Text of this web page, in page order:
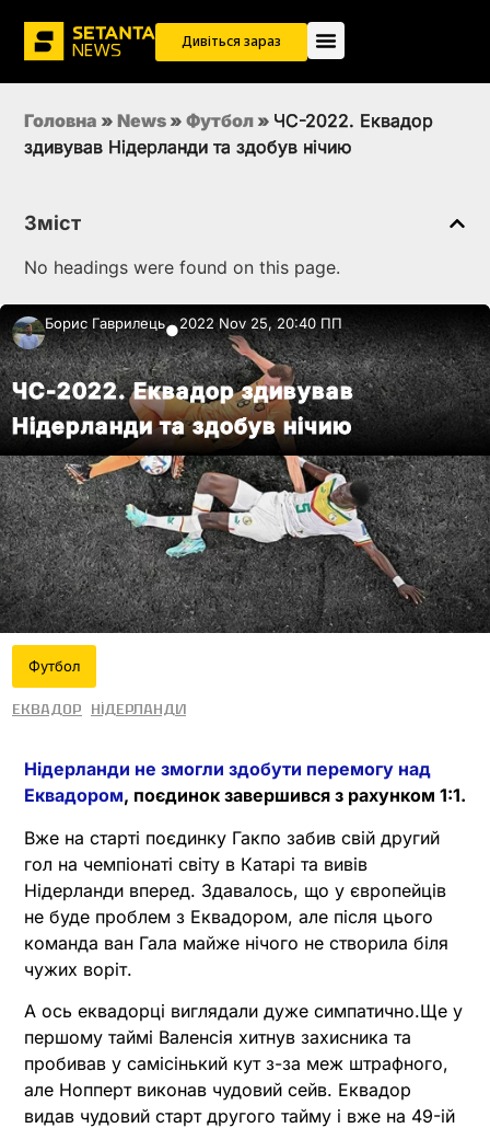
Дивіться зараз
Головна » News » Футбол » ЧС-2022. Еквадор
здивував Нідерланди та здобув нічию
Зміст
No headings were found on this page.
Борис Гаврилець●2022 Nov 25, 20:40 ПП
ЧС-2022. Еквадор здивував
Нідерланди та здобув нічию
Футбол
Еквадор Нідерланди
Нідерланди не змогли здобути перемогу над
Еквадором, поєдинок завершився з рахунком 1:1.
Вже на старті поєдинку Гакпо забив свій другий
гол на чемпіонаті світу в Катарі та вивів
Нідерланди вперед. Здавалось, що у європейців
не буде проблем з Еквадором, але після цього
команда ван Гала майже нічого не створила біля
чужих воріт.
А ось еквадорці виглядали дуже симпатично.Ще у
першому таймі Валенсія хитнув захисника та
пробивав у самісінький кут з-за меж штрафного,
але Нопперт виконав чудовий сейв. Еквадор
видав чудовий старт другого тайму і вже на 49-ій